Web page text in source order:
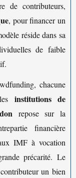
de contributeurs,
, pour financer un
réside dans sa
de faible
chacune
institutions de
repose sur la
financière
IMF à vocation
précarité. Le
un bien